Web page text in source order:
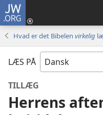
JW.ORG
Hvad er det Bibelen virkelig
LÆS PÅ
TILLÆG
Herrens